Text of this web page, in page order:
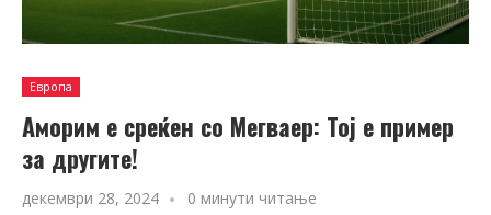
Европа
Аморим е среќен со Мегваер: Тој е пример
за другите!
декември 28, 2024 0 минути читање